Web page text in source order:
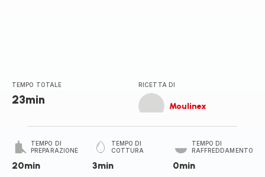
TEMPO TOTALE
23min
RICETTA DI
Moulinex
TEMPO DI
PREPARAZIONE
20min
TEMPO DI
COTTURA
3min
TEMPO DI
RAFFREDDAMENTO
0min